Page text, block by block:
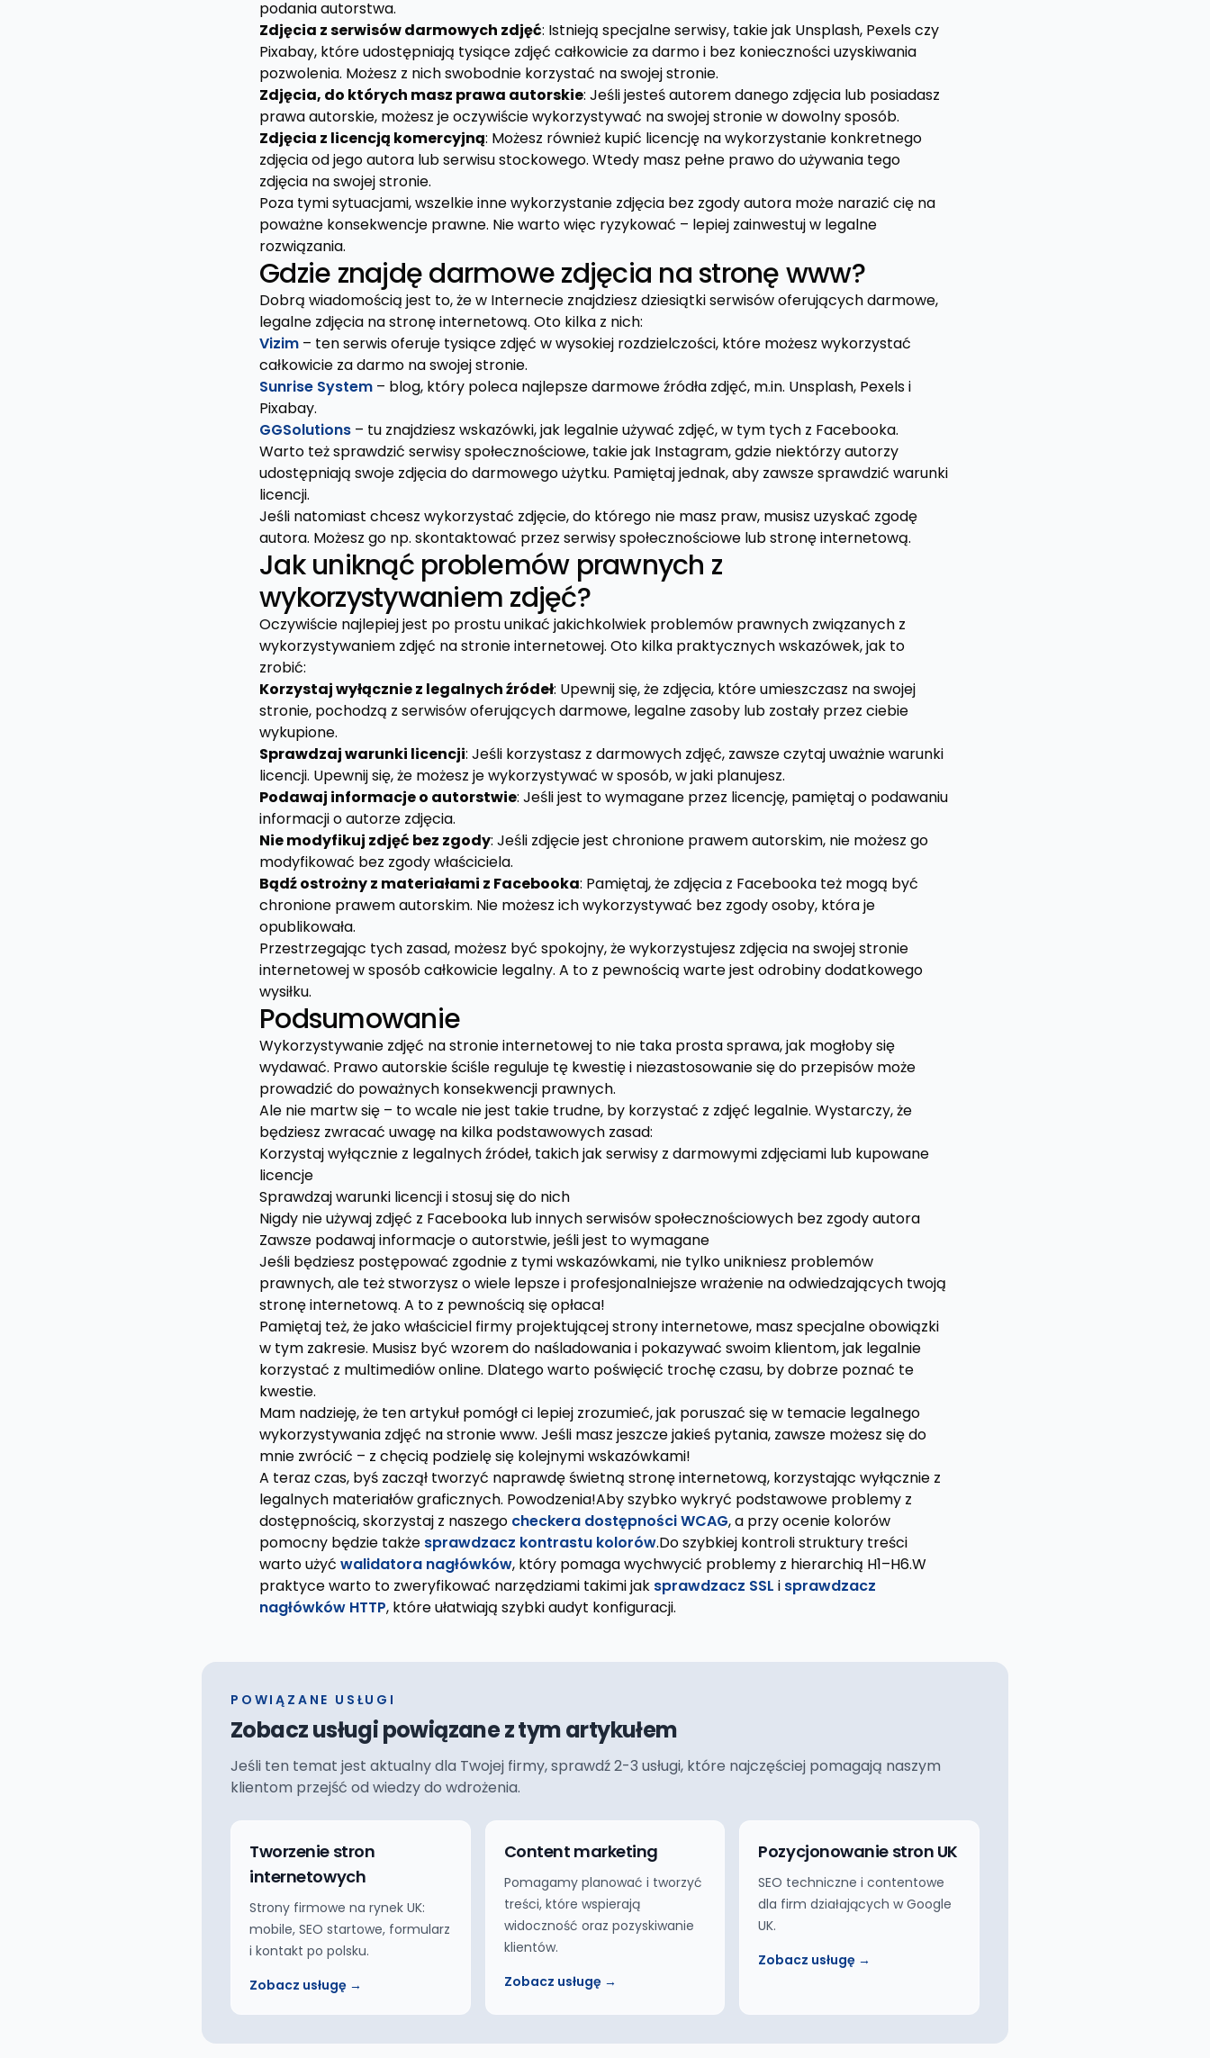
podania autorstwa.
Zdjęcia z serwisów darmowych zdjęć: Istnieją specjalne serwisy, takie jak Unsplash, Pexels czy
Pixabay, które udostępniają tysiące zdjęć całkowicie za darmo i bez konieczności uzyskiwania
pozwolenia. Możesz z nich swobodnie korzystać na swojej stronie.
Zdjęcia, do których masz prawa autorskie: Jeśli jesteś autorem danego zdjęcia lub posiadasz
prawa autorskie, możesz je oczywiście wykorzystywać na swojej stronie w dowolny sposób.
Zdjęcia z licencją komercyjną: Możesz również kupić licencję na wykorzystanie konkretnego
zdjęcia od jego autora lub serwisu stockowego. Wtedy masz pełne prawo do używania tego
zdjęcia na swojej stronie.
Poza tymi sytuacjami, wszelkie inne wykorzystanie zdjęcia bez zgody autora może narazić cię na
poważne konsekwencje prawne. Nie warto więc ryzykować – lepiej zainwestuj w legalne
rozwiązania.
Gdzie znajdę darmowe zdjęcia na stronę www?
Dobrą wiadomością jest to, że w Internecie znajdziesz dziesiątki serwisów oferujących darmowe,
legalne zdjęcia na stronę internetową. Oto kilka z nich:
Vizim – ten serwis oferuje tysiące zdjęć w wysokiej rozdzielczości, które możesz wykorzystać
całkowicie za darmo na swojej stronie.
Sunrise System – blog, który poleca najlepsze darmowe źródła zdjęć, m.in. Unsplash, Pexels i
Pixabay.
GGSolutions – tu znajdziesz wskazówki, jak legalnie używać zdjęć, w tym tych z Facebooka.
Warto też sprawdzić serwisy społecznościowe, takie jak Instagram, gdzie niektórzy autorzy
udostępniają swoje zdjęcia do darmowego użytku. Pamiętaj jednak, aby zawsze sprawdzić warunki
licencji.
Jeśli natomiast chcesz wykorzystać zdjęcie, do którego nie masz praw, musisz uzyskać zgodę
autora. Możesz go np. skontaktować przez serwisy społecznościowe lub stronę internetową.
Jak uniknąć problemów prawnych z
wykorzystywaniem zdjęć?
Oczywiście najlepiej jest po prostu unikać jakichkolwiek problemów prawnych związanych z
wykorzystywaniem zdjęć na stronie internetowej. Oto kilka praktycznych wskazówek, jak to
zrobić:
Korzystaj wyłącznie z legalnych źródeł: Upewnij się, że zdjęcia, które umieszczasz na swojej
stronie, pochodzą z serwisów oferujących darmowe, legalne zasoby lub zostały przez ciebie
wykupione.
Sprawdzaj warunki licencji: Jeśli korzystasz z darmowych zdjęć, zawsze czytaj uważnie warunki
licencji. Upewnij się, że możesz je wykorzystywać w sposób, w jaki planujesz.
Podawaj informacje o autorstwie: Jeśli jest to wymagane przez licencję, pamiętaj o podawaniu
informacji o autorze zdjęcia.
Nie modyfikuj zdjęć bez zgody: Jeśli zdjęcie jest chronione prawem autorskim, nie możesz go
modyfikować bez zgody właściciela.
Bądź ostrożny z materiałami z Facebooka: Pamiętaj, że zdjęcia z Facebooka też mogą być
chronione prawem autorskim. Nie możesz ich wykorzystywać bez zgody osoby, która je
opublikowała.
Przestrzegając tych zasad, możesz być spokojny, że wykorzystujesz zdjęcia na swojej stronie
internetowej w sposób całkowicie legalny. A to z pewnością warte jest odrobiny dodatkowego
wysiłku.
Podsumowanie
Wykorzystywanie zdjęć na stronie internetowej to nie taka prosta sprawa, jak mogłoby się
wydawać. Prawo autorskie ściśle reguluje tę kwestię i niezastosowanie się do przepisów może
prowadzić do poważnych konsekwencji prawnych.
Ale nie martw się – to wcale nie jest takie trudne, by korzystać z zdjęć legalnie. Wystarczy, że
będziesz zwracać uwagę na kilka podstawowych zasad:
Korzystaj wyłącznie z legalnych źródeł, takich jak serwisy z darmowymi zdjęciami lub kupowane
licencje
Sprawdzaj warunki licencji i stosuj się do nich
Nigdy nie używaj zdjęć z Facebooka lub innych serwisów społecznościowych bez zgody autora
Zawsze podawaj informacje o autorstwie, jeśli jest to wymagane
Jeśli będziesz postępować zgodnie z tymi wskazówkami, nie tylko unikniesz problemów
prawnych, ale też stworzysz o wiele lepsze i profesjonalniejsze wrażenie na odwiedzających twoją
stronę internetową. A to z pewnością się opłaca!
Pamiętaj też, że jako właściciel firmy projektującej strony internetowe, masz specjalne obowiązki
w tym zakresie. Musisz być wzorem do naśladowania i pokazywać swoim klientom, jak legalnie
korzystać z multimediów online. Dlatego warto poświęcić trochę czasu, by dobrze poznać te
kwestie.
Mam nadzieję, że ten artykuł pomógł ci lepiej zrozumieć, jak poruszać się w temacie legalnego
wykorzystywania zdjęć na stronie www. Jeśli masz jeszcze jakieś pytania, zawsze możesz się do
mnie zwrócić – z chęcią podzielę się kolejnymi wskazówkami!
A teraz czas, byś zaczął tworzyć naprawdę świetną stronę internetową, korzystając wyłącznie z
legalnych materiałów graficznych. Powodzenia!Aby szybko wykryć podstawowe problemy z
dostępnością, skorzystaj z naszego checkera dostępności WCAG, a przy ocenie kolorów
pomocny będzie także sprawdzacz kontrastu kolorów.Do szybkiej kontroli struktury treści
warto użyć walidatora nagłówków, który pomaga wychwycić problemy z hierarchią H1–H6.W
praktyce warto to zweryfikować narzędziami takimi jak sprawdzacz SSL i sprawdzacz
nagłówków HTTP, które ułatwiają szybki audyt konfiguracji.
POWIĄZANE USŁUGI
Zobacz usługi powiązane z tym artykułem
Jeśli ten temat jest aktualny dla Twojej firmy, sprawdź 2-3 usługi, które najczęściej pomagają naszym
klientom przejść od wiedzy do wdrożenia.
Tworzenie stron
internetowych
Strony firmowe na rynek UK:
mobile, SEO startowe, formularz
i kontakt po polsku.
Zobacz usługę →
Content marketing
Pomagamy planować i tworzyć
treści, które wspierają
widoczność oraz pozyskiwanie
klientów.
Zobacz usługę →
Pozycjonowanie stron UK
SEO techniczne i contentowe
dla firm działających w Google
UK.
Zobacz usługę →